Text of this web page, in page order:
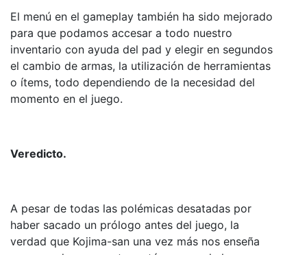
El menú en el gameplay también ha sido mejorado
para que podamos accesar a todo nuestro
inventario con ayuda del pad y elegir en segundos
el cambio de armas, la utilización de herramientas
o ítems, todo dependiendo de la necesidad del
momento en el juego.
Veredicto.
A pesar de todas las polémicas desatadas por
haber sacado un prólogo antes del juego, la
verdad que Kojima-san una vez más nos enseña